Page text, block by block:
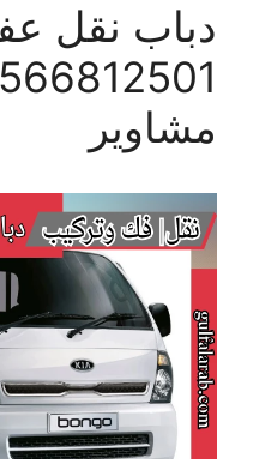
دباب نقل
مشاوير